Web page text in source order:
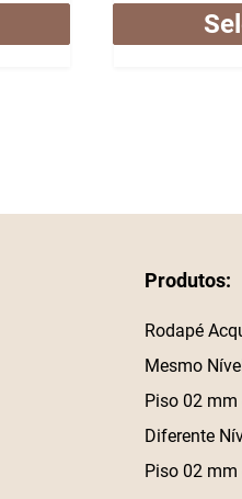
Produtos:
Rodapé
Mesmo
Piso 02 mm
Diferente
Piso 02 mm